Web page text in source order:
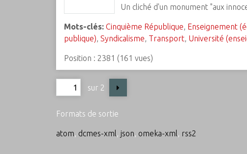
Un cliché d'un monument "aux
Mots-clés: Cinquième République, Enseignement
publique), Syndicalisme, Transport, Université
Position : 2381 (161 vues)
sur 2
Formats de sortie
atom, dcmes-xml, json, omeka-xml, rss2